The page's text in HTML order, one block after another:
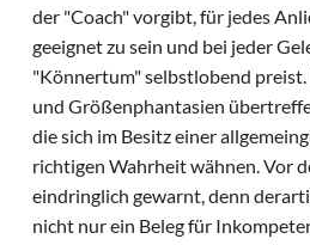
der "Coach" vorgibt, für jedes
geeignet zu sein und bei jeder
"Könnertum" selbstlobend
und Größenphantasien
die sich im Besitz einer
richtigen Wahrheit wähnen. Vor
eindringlich gewarnt, denn
nicht nur ein Beleg für